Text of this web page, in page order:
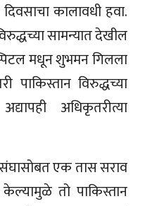
कालावधी हवा.
सामन्यात देखील
मधून शुभमन गिलला
पाकिस्तान विरुद्धच्या
अधिकृतरीत्या
एक तास सराव
तो पाकिस्तान